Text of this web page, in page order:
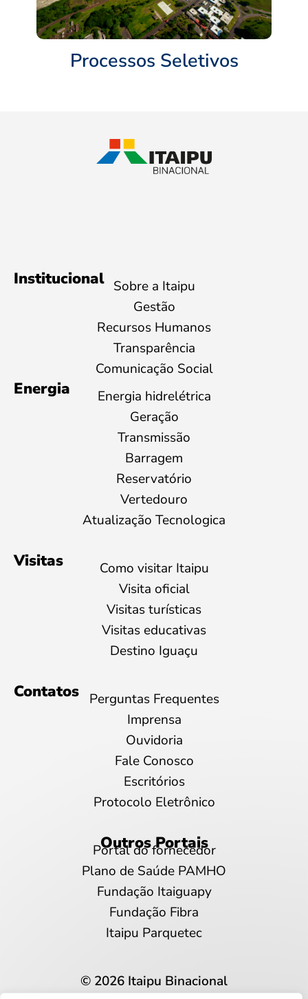
Processos Seletivos
Institucional Sobre a Itaipu
Gestão
Recursos Humanos
Transparência
Comunicação Social
Energia
Energia hidrelétrica
Geração
Transmissão
Barragem
Reservatório
Vertedouro
Atualização Tecnologica
Visitas
Como visitar Itaipu
Visita oficial
Visitas turísticas
Visitas educativas
Destino Iguaçu
Contatos
Perguntas Frequentes
Imprensa
Ouvidoria
Fale Conosco
Escritórios
Protocolo Eletrônico
Outros Portais
Portal do fornecedor
Plano de Saúde PAMHO
Fundação Itaiguapy
Fundação Fibra
Itaipu Parquetec
© 2026 Itaipu Binacional